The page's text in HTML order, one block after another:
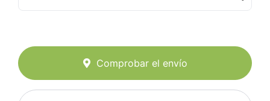
Comprobar el envío